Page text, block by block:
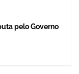
pelo Governo